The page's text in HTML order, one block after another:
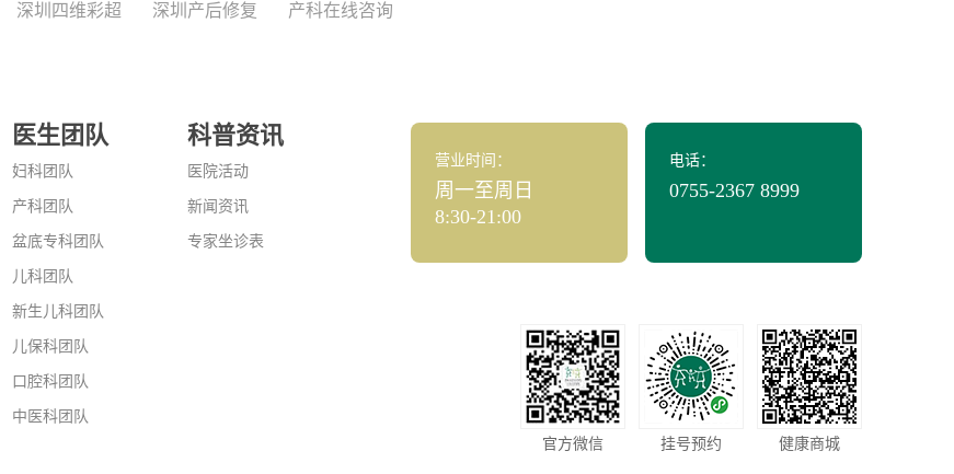
深圳四维彩超 深圳产后修复 产科在线咨询
医生团队
妇科团队
产科团队
盆底专科团队
儿科团队
新生儿科团队
儿保科团队
口腔科团队
中医科团队
科普资讯
医院活动
新闻资讯
专家坐诊表
营业时间：
周一至周日
8:30-21:00
电话：
0755-2367 8999
官方微信 挂号预约 健康商城